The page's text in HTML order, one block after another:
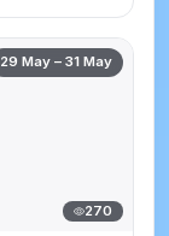
29 May – 31 May
270